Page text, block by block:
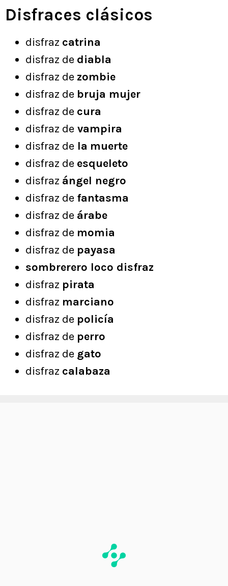
Disfraces clásicos
disfraz catrina
disfraz de diabla
disfraz de zombie
disfraz de bruja mujer
disfraz de cura
disfraz de vampira
disfraz de la muerte
disfraz de esqueleto
disfraz ángel negro
disfraz de fantasma
disfraz de árabe
disfraz de momia
disfraz de payasa
sombrerero loco disfraz
disfraz pirata
disfraz marciano
disfraz de policía
disfraz de perro
disfraz de gato
disfraz calabaza